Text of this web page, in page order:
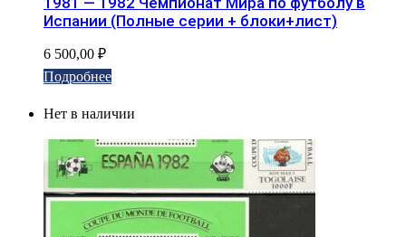
Испании (Полные серии + блоки+лист)
6 500,00 ₽
Подробнее
Нет в наличии